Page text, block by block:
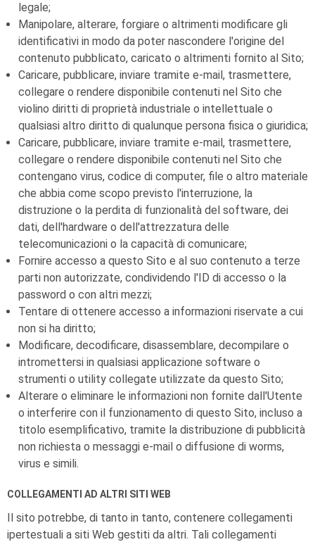
legale;
Manipolare, alterare, forgiare o altrimenti modificare gli
identificativi in modo da poter nascondere l'origine del
contenuto pubblicato, caricato o altrimenti fornito al Sito;
Caricare, pubblicare, inviare tramite e-mail, trasmettere,
collegare o rendere disponibile contenuti nel Sito che
violino diritti di proprietà industriale o intellettuale o
qualsiasi altro diritto di qualunque persona fisica o giuridica;
Caricare, pubblicare, inviare tramite e-mail, trasmettere,
collegare o rendere disponibile contenuti nel Sito che
contengano virus, codice di computer, file o altro materiale
che abbia come scopo previsto l'interruzione, la
distruzione o la perdita di funzionalità del software, dei
dati, dell'hardware o dell'attrezzatura delle
telecomunicazioni o la capacità di comunicare;
Fornire accesso a questo Sito e al suo contenuto a terze
parti non autorizzate, condividendo l'ID di accesso o la
password o con altri mezzi;
Tentare di ottenere accesso a informazioni riservate a cui
non si ha diritto;
Modificare, decodificare, disassemblare, decompilare o
intromettersi in qualsiasi applicazione software o
strumenti o utility collegate utilizzate da questo Sito;
Alterare o eliminare le informazioni non fornite dall'Utente
o interferire con il funzionamento di questo Sito, incluso a
titolo esemplificativo, tramite la distribuzione di pubblicità
non richiesta o messaggi e-mail o diffusione di worms,
virus e simili.
COLLEGAMENTI AD ALTRI SITI WEB
Il sito potrebbe, di tanto in tanto, contenere collegamenti
ipertestuali a siti Web gestiti da altri. Tali collegamenti